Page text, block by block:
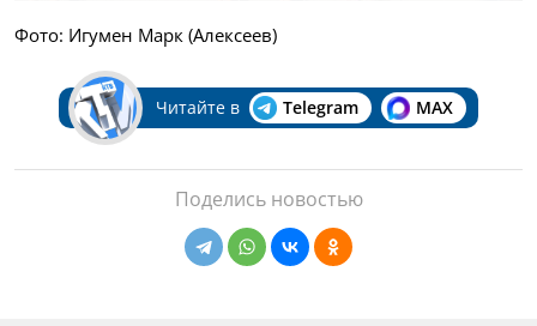
Фото: Игумен Марк (Алексеев)
Читайте в Telegram MAX
Поделись новостью